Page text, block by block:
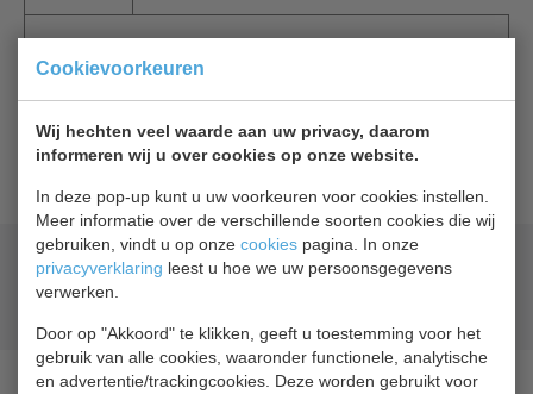
Cookievoorkeuren
Wij hechten veel waarde aan uw privacy, daarom
informeren wij u over cookies op onze website.
In deze pop-up kunt u uw voorkeuren voor cookies instellen.
Meer informatie over de verschillende soorten cookies die wij
gebruiken, vindt u op onze cookies pagina. In onze
privacyverklaring leest u hoe we uw persoonsgegevens
verwerken.
Door op "Akkoord" te klikken, geeft u toestemming voor het
gebruik van alle cookies, waaronder functionele, analytische
en advertentie/trackingcookies. Deze worden gebruikt voor
Liebherr mandverdeler 210 mm (laag)
optimale presentatie van producten en helpt de
binnenruimte flexibel te organiseren.
Geld terugprijsgarantie
Lage prijzen hoge service